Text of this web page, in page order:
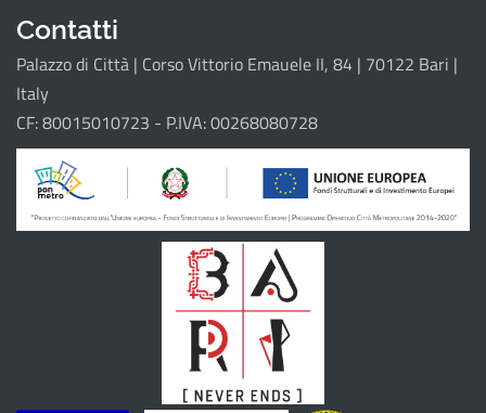
Itinerari
Il progetto
Contatti
Palazzo di Città | Corso Vittorio Emauele II, 84 | 70122 Bari |
Italy
CF: 80015010723 - P.IVA: 00268080728